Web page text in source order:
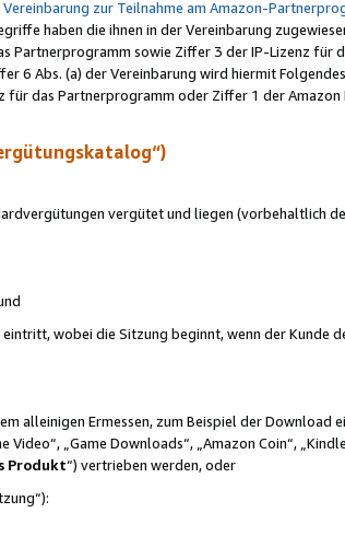
Vereinbarung zur Teilnahme am Amazon-
haben die ihnen in der Vereinbarung
Partnerprogramm sowie Ziffer 3 der IP-Lizenz für
6 Abs. (a) der Vereinbarung wird hiermit Folgendes
für das Partnerprogramm oder Ziffer 1 der
vergütet und liegen (vorbehaltlich
wobei die Sitzung beginnt, wenn der Kunde
alleinigen Ermessen, zum Beispiel der Download
„Game Downloads“, „Amazon Coin“,
Produkt“) vertrieben werden, oder